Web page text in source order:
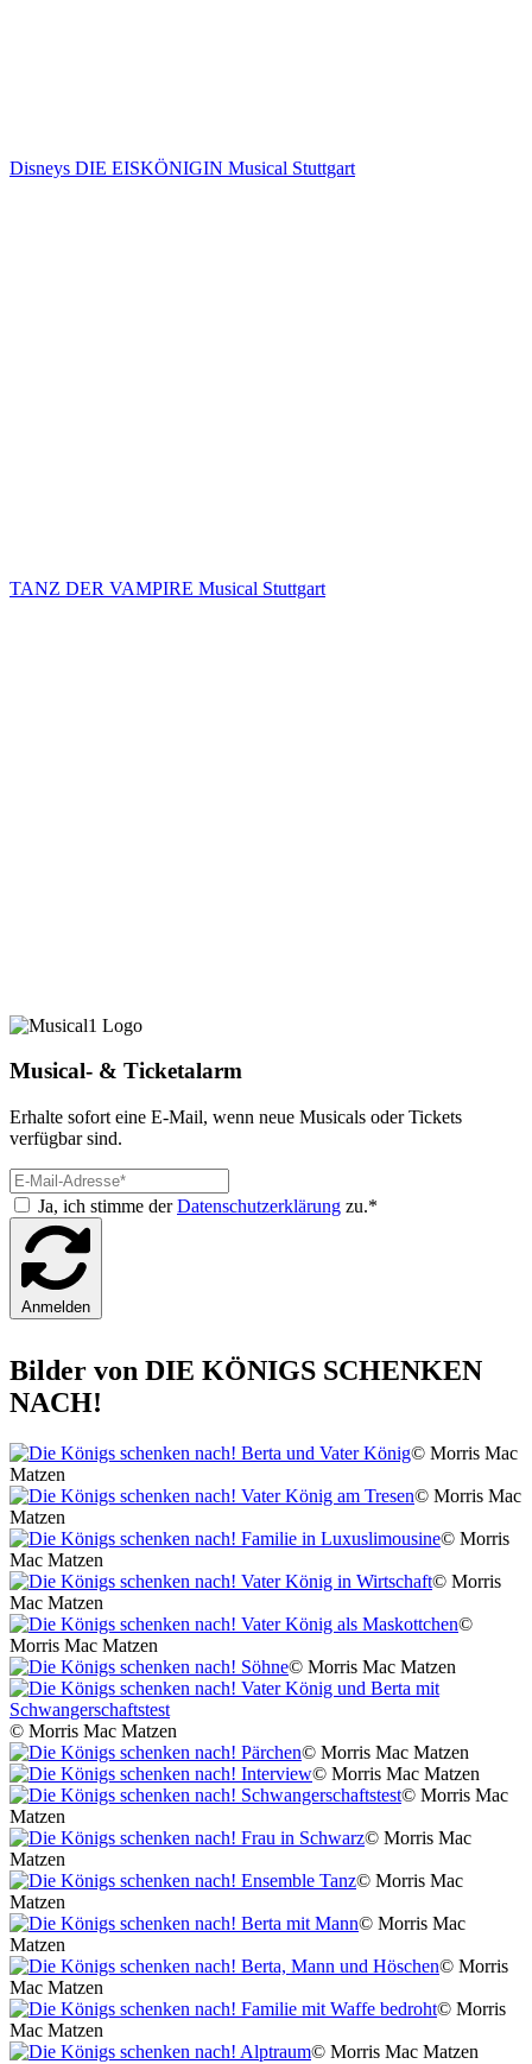
Disneys DIE EISKÖNIGIN Musical Stuttgart
TANZ DER VAMPIRE Musical Stuttgart
Musical- & Ticketalarm
Erhalte sofort eine E-Mail, wenn neue Musicals oder Tickets
verfügbar sind.
Ja, ich stimme derDatenschutzerklärung zu.*
Anmelden
Bilder von DIE KÖNIGS SCHENKEN
NACH!
© Morris Mac
Matzen
© Morris Mac
Matzen
© Morris
Mac Matzen
© Morris
Mac Matzen
©
Morris Mac Matzen
© Morris Mac Matzen
© Morris Mac Matzen
© Morris Mac Matzen
© Morris Mac Matzen
© Morris Mac
Matzen
© Morris Mac
Matzen
© Morris Mac
Matzen
© Morris Mac
Matzen
© Morris
Mac Matzen
© Morris
Mac Matzen
© Morris Mac Matzen